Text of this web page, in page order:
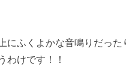
ふくよかな音鳴りだった
わけです！！